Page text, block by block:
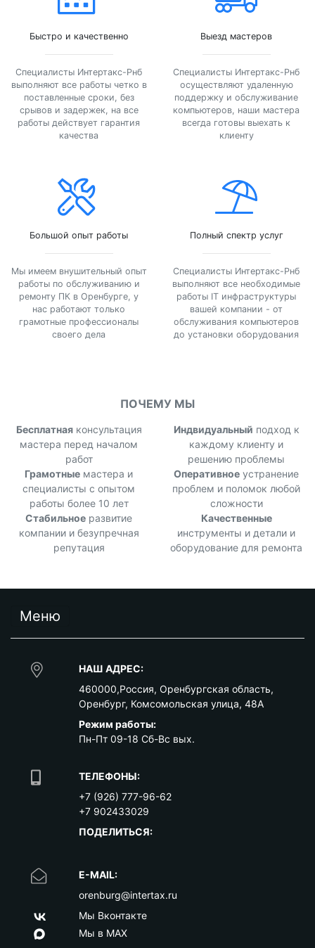
Быстро и качественно
Специалисты Интертакс-Рнб
выполняют все работы четко в
поставленные сроки, без
срывов и задержек, на все
работы действует гарантия
качества
Выезд мастеров
Специалисты Интертакс-Рнб
осуществляют удаленную
поддержку и обслуживание
компьютеров, наши мастера
всегда готовы выехать к
клиенту
Большой опыт работы
Мы имеем внушительный опыт
работы по обслуживанию и
ремонту ПК в Оренбурге, у
нас работают только
грамотные профессионалы
своего дела
Полный спектр услуг
Специалисты Интертакс-Рнб
выполняют все необходимые
работы IT инфраструктуры
вашей компании - от
обслуживания компьютеров
до установки оборудования
ПОЧЕМУ МЫ
Бесплатнаяконсультация
мастера перед началом
работ
Индвидуальный подход к
каждому клиенту и
решению проблемы
Грамотные мастера и
специалисты с опытом
работы более 10 лет
Оперативное устранение
проблем и поломок любой
сложности
Стабильное развитие
компании и безупречная
репутация
Качественные
инструменты и детали и
оборудование для ремонта
Меню
НАШ АДРЕС:
460000,Россия, Оренбургская область,
Оренбург, Комсомольская улица, 48А
Режим работы:
Пн-Пт 09-18 Сб-Вс вых.
ТЕЛЕФОНЫ:
+7 (926) 777-96-62
+7 902433029
ПОДЕЛИТЬСЯ:
E-MAIL:
orenburg@intertax.ru
Мы Вконтакте
Мы в MAX